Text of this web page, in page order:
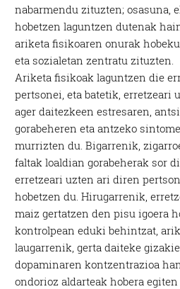
nabarmendu zituzten; osasuna,
hobetzen laguntzen dutenak
ariketa fisikoaren onurak
eta sozialetan zentratu zituzten.
Ariketa fisikoak laguntzen die
pertsonei, eta batetik, erretzeari
ager daitezkeen estresaren,
gorabeheren eta antzeko
murrizten du. Bigarrenik,
faltak loaldian gorabeherak sor
erretzeari uzten ari diren
hobetzen du. Hirugarrenik,
maiz gertatzen den pisu igoera
kontrolpean eduki behintzat,
laugarrenik, gerta daiteke
dopaminaren kontzentrazioa
ondorioz aldarteak hobera